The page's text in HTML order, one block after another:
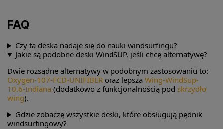
FAQ
Czy ta deska nadaje się do nauki windsurfingu?
Jakie są podobne deski WindSUP, jeśli chcę alternatywę?
Dwie rozsądne alternatywy w podobnym zastosowaniu to:
Oxygen-107-FCD-UNIFIBER oraz lepsza Wing-WindSup-
10.6-Indiana (dodatkowo z funkcjonalnością pod skrzydło
wing).
Gdzie zobaczę wszystkie deski, które obsługują pędnik
windsurfingowy?